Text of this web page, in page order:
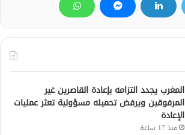
المغرب يجدد التزامه بإعادة القاصرين غير
المرفوقين ويرفض تحميله مسؤولية تعثر عمليات
الإعادة
منذ 17 ساعة